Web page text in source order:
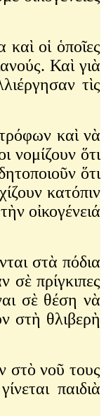
οἱ ὁποῖες
Καὶ γιὰ
τὶς
καὶ νὰ
νομίζουν ὅτι
ὅτι
κατόπιν
οἰκογένειά
στὰ πόδια
σὲ πρίγκιπες
σὲ θέση νὰ
στὴ θλιβερὴ
νοῦ τους
παιδιὰ